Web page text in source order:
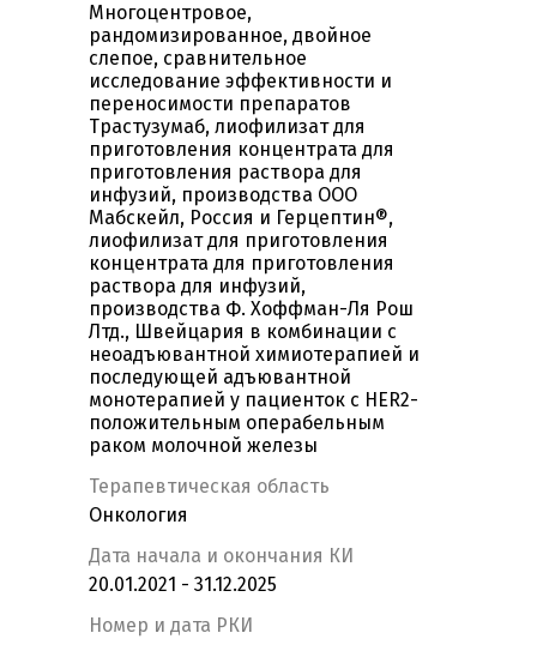
Многоцентровое,
рандомизированное, двойное
слепое, сравнительное
исследование эффективности и
переносимости препаратов
Трастузумаб, лиофилизат для
приготовления концентрата для
приготовления раствора для
инфузий, производства ООО
Мабскейл, Россия и Герцептин®,
лиофилизат для приготовления
концентрата для приготовления
раствора для инфузий,
производства Ф. Хоффман-Ля Рош
Лтд., Швейцария в комбинации с
неоадъювантной химиотерапией и
последующей адъювантной
монотерапией у пациенток с HER2-
положительным операбельным
раком молочной железы
Терапевтическая область
Онкология
Дата начала и окончания КИ
20.01.2021 - 31.12.2025
Номер и дата РКИ